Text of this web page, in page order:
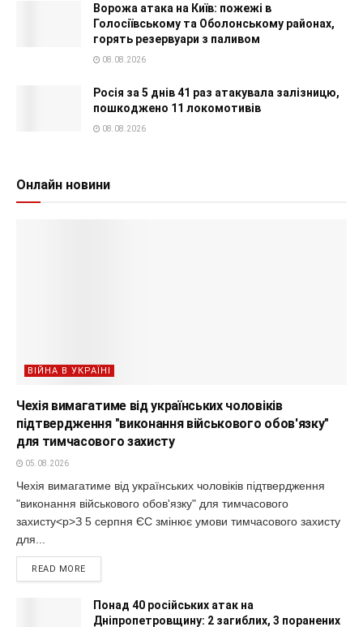
Ворожа атака на Київ: пожежі в
Голосіївському та Оболонському районах,
горять резервуари з паливом
08.08.2026
Росія за 5 днів 41 раз атакувала залізницю,
пошкоджено 11 локомотивів
08.08.2026
Онлайн новини
ВІЙНА В УКРАЇНІ
Чехія вимагатиме від українських чоловіків
підтвердження "виконання військового обов'язку"
для тимчасового захисту
05.08.2026
Чехія вимагатиме від українських чоловіків підтвердження
"виконання військового обов'язку" для тимчасового
захисту<p>З 5 серпня ЄС змінює умови тимчасового захисту
для...
READ MORE
Понад 40 російських атак на
Дніпропетровщину: 2 загиблих, 3 поранених